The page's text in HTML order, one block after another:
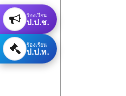
ร้องเรียน
ป.ป.ช.
ร้องเรียน
ป.ป.ท.